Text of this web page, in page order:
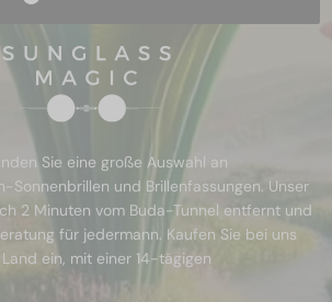
Sie eine große Auswahl an
Sonnenbrillen und Brillenfassungen. Unser
2 Minuten vom Buda-Tunnel entfernt und
für jedermann. Kaufen Sie bei uns
ein, mit einer 14-tägigen